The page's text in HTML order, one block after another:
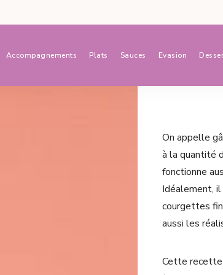
Accompagnements Plats Sauces Evasion
On appelle
à la quantité
fonctionne
Idéalement,
courgettes
aussi les
Cette recette